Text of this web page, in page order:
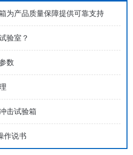
为产品质量保障提供可靠支持
验室？
数
击试验箱
作说书